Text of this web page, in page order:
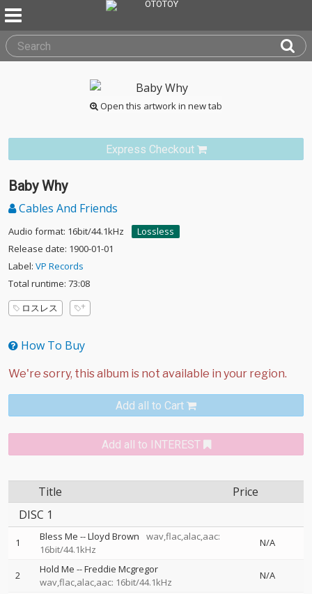
Open this artwork in new tab
Express Checkout
Baby Why
Cables And Friends
Audio format: 16bit/44.1kHz
Lossless
Release date: 1900-01-01
Label: VP Records
Total runtime: 73:08
ロスレス
How To Buy
Add all to Cart
Add all to INTEREST
Title
Price
DISC 1
1 Bless Me --Lloyd Brown
wav,flac,alac,aac:
16bit/44.1kHz
N/A
2 Hold Me --Freddie Mcgregor
wav,flac,alac,aac: 16bit/44.1kHz
N/A